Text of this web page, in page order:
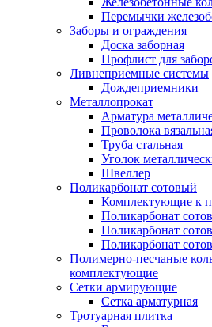
Перемычки
Заборы и ограждения
Доска заборная
Профлист для
Ливнеприемные системы
Дождеприемники
Металлопрокат
Арматура
Проволока
Труба стальная
Уголок
Швеллер
Поликарбонат сотовый
Комплектующие к
Поликарбонат
Поликарбонат
Поликарбонат
Полимерно-песчаные
комплектующие
Сетки армирующие
Сетка арматурная
Тротуарная плитка